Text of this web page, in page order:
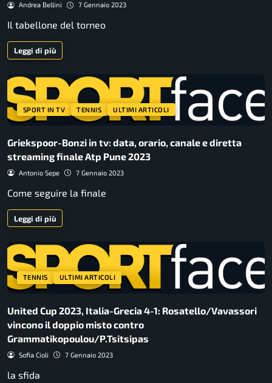
Andrea Bellini 7 Gennaio 2023
Il tabellone del torneo
Leggi di più
SPORT IN TV TENNIS ULTIMI ARTICOLI
Griekspoor-Bonzi in tv: data, orario, canale e diretta
streaming finale Atp Pune 2023
Antonio Sepe 7 Gennaio 2023
Come seguire la finale
Leggi di più
TENNIS ULTIMI ARTICOLI
United Cup 2023, Italia-Grecia 4-1: Rosatello/Vavassori
vincono il doppio misto contro
Grammatikopoulou/P.Tsitsipas
Sofia Cioli 7 Gennaio 2023
la sfida